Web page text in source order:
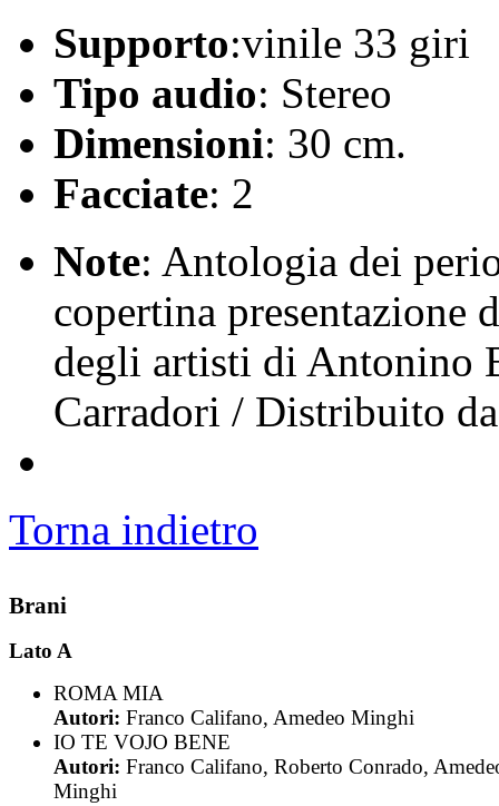
Supporto:vinile 33 giri
Tipo audio: Stereo
Dimensioni: 30 cm.
Facciate: 2
Note: Antologia dei
copertina presentazione
degli artisti di Antonino
Carradori / Distribuito
Torna indietro
Brani
Lato A
ROMA MIA
Autori: Franco Califano, Amedeo Minghi
IO TE VOJO BENE
Autori: Franco Califano, Roberto Conrado,
Minghi